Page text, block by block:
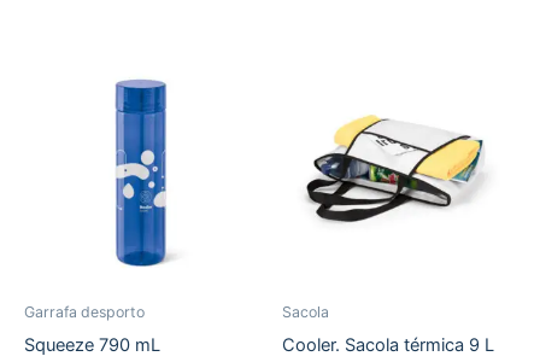
Garrafa desporto
Squeeze 790 mL
Sacola
Cooler. Sacola térmica 9 L